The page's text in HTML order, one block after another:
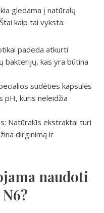
gledama į natūralų
kaip tai vyksta:
padeda atkurti
bakterijų, kas yra būtina
sudėties kapsulės
pH, kuris neleidžia
Natūralūs ekstraktai turi
dirginimą ir
naudoti